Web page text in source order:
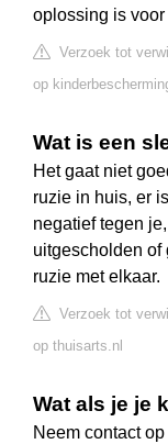
oplossing is voor
Verzoek tot
op
Wat is een
Het gaat niet
ruzie in huis, er
negatief tegen
uitgescholden of
ruzie met elkaar.
Verzoek tot
op thuisarts.nl
Wat als je je
Neem contact